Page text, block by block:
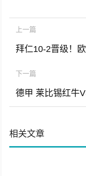
上一篇
下一篇
德甲 莱比锡红牛
相关文章